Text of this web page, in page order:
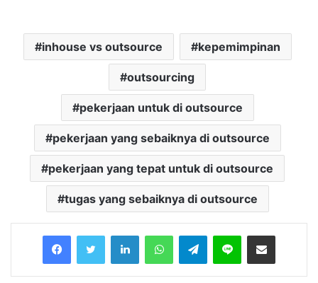
inhouse vs outsource kepemimpinan
outsourcing
pekerjaan untuk di outsource
pekerjaan yang sebaiknya di outsource
pekerjaan yang tepat untuk di outsource
tugas yang sebaiknya di outsource
Telegram